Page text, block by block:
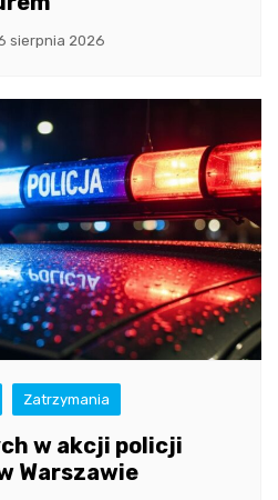
sierpnia 2026
Zatrzymania
w akcji policji
Warszawie